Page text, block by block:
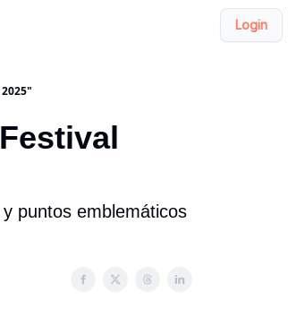
Login
puntos emblemáticos